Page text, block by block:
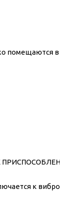
помещаются
к